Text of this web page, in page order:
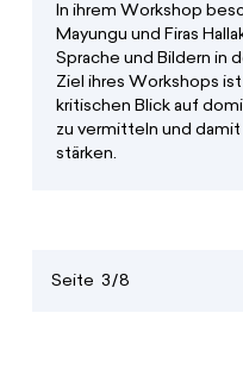
In ihrem Workshop
Mayungu und Firas
Sprache und Bildern in
Ziel ihres Workshops
kritischen Blick auf
zu vermitteln und
stärken.
Seite 3/8